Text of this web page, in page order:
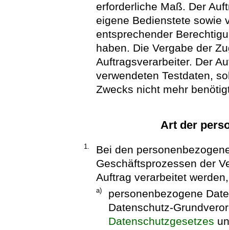
erforderliche Maß. Der
eigene Bedienstete sowie
entsprechender
haben. Die Vergabe der
Auftragsverarbeiter. Der
verwendeten Testdaten,
Zwecks nicht mehr
Art der
1.
Bei den
Geschäftsprozessen der
Auftrag verarbeitet
a)
personenbezogene
Datenschutz-
Datenschutzgesetzes